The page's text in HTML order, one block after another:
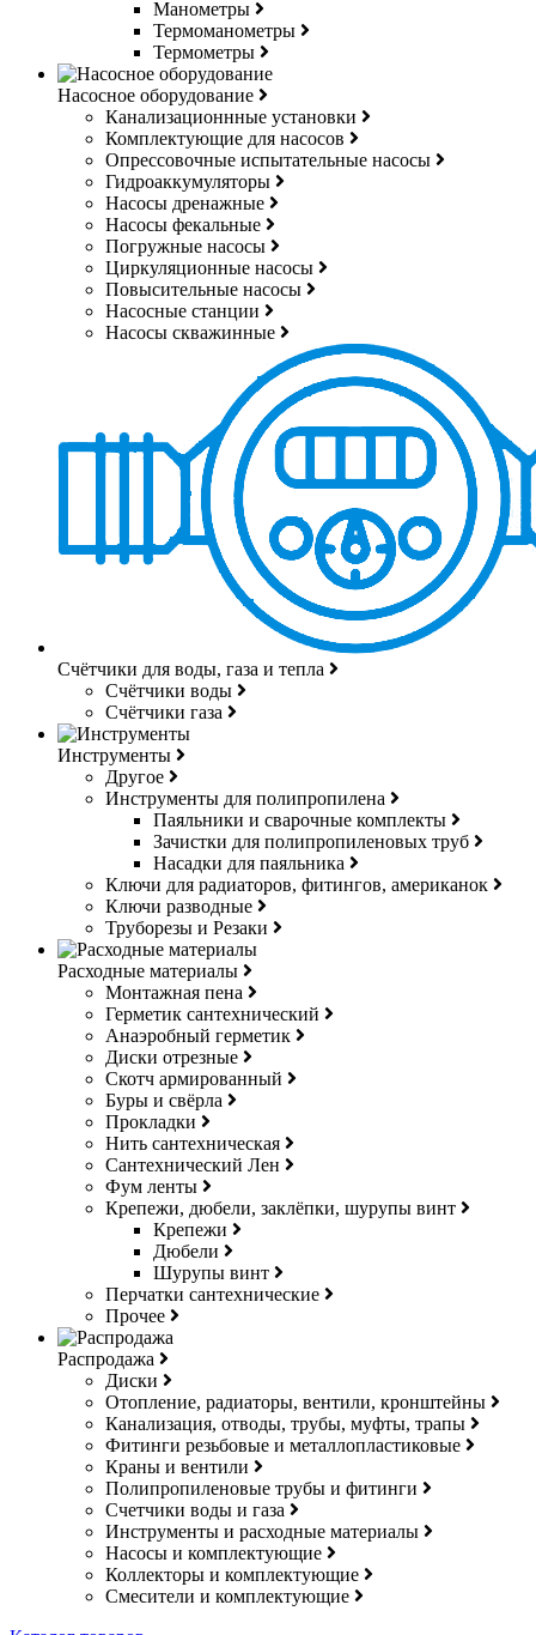
Манометры
Термоманометры
Термометры
Насосное оборудование
Канализационнные установки
Комплектующие для насосов
Опрессовочные испытательные насосы
Гидроаккумуляторы
Насосы дренажные
Насосы фекальные
Погружные насосы
Циркуляционные насосы
Повысительные насосы
Насосные станции
Насосы скважинные
Счётчики для воды, газа и тепла
Счётчики воды
Счётчики газа
Инструменты
Другое
Инструменты для полипропилена
Паяльники и сварочные комплекты
Зачистки для полипропиленовых труб
Насадки для паяльника
Ключи для радиаторов, фитингов, американок
Ключи разводные
Труборезы и Резаки
Расходные материалы
Монтажная пена
Герметик сантехнический
Анаэробный герметик
Диски отрезные
Скотч армированный
Буры и свёрла
Прокладки
Нить сантехническая
Сантехнический Лен
Фум ленты
Крепежи, дюбели, заклёпки, шурупы винт
Крепежи
Дюбели
Шурупы винт
Перчатки сантехнические
Прочее
Распродажа
Диски
Отопление, радиаторы, вентили, кронштейны
Канализация, отводы, трубы, муфты, трапы
Фитинги резьбовые и металлопластиковые
Краны и вентили
Полипропиленовые трубы и фитинги
Счетчики воды и газа
Инструменты и расходные материалы
Насосы и комплектующие
Коллекторы и комплектующие
Смесители и комплектующие